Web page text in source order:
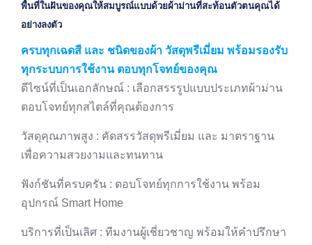
พื้นที่ในฝันของคุณให้สมบูรณ์แบบด้วยผ้าม่านที่สะท้อนตัวตนคุณได้
อย่างลงตัว
ครบทุกเฉดสี และ ชนิดของผ้า วัสดุพรีเมี่ยม พร้อมรองรับ
ทุกระบบการใช้งาน ตอบทุกโจทย์ของคุณ
ดีไซน์ที่เป็นเอกลักษณ์ : เลือกสรรรูปแบบประเภทผ้าม่าน
ตอบโจทย์ทุกสไตล์ที่คุณต้องการ
วัสดุคุณภาพสูง : คัดสรรวัสดุพรีเมี่ยม และ มาตราฐาน
เพื่อความสวยงามและทนทาน
ฟังก์ชันที่ครบครัน : ตอบโจทย์ทุกการใช้งาน พร้อม
อุปกรณ์ Smart Home
บริการที่เป็นเลิศ : ทีมงานผู้เชี่ยวชาญ พร้อมให้คำปรึกษา